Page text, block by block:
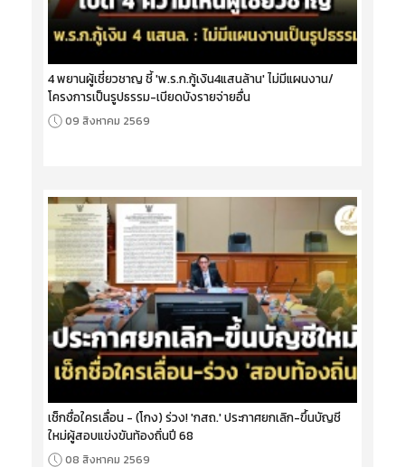
4 พยานผู้เชี่ยวชาญ ชี้ 'พ.ร.ก.กู้เงิน4แสนล้าน' ไม่มีแผนงาน/
โครงการเป็นรูปธรรม-เบียดบังรายจ่ายอื่น
09 สิงหาคม 2569
เช็กชื่อใครเลื่อน - (โกง) ร่วง! 'กสถ.' ประกาศยกเลิก-ขึ้นบัญชี
ใหม่ผู้สอบแข่งขันท้องถิ่นปี 68
08 สิงหาคม 2569